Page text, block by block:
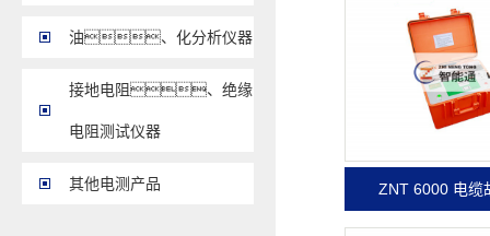
油、化分析仪器
接地电阻、绝缘
电阻测试仪器
其他电测产品 ZNT 6000 电缆